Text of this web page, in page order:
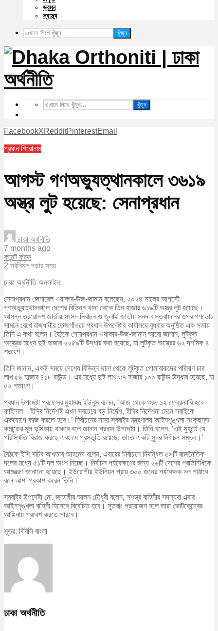
ভ্রমন
স্বাস্থ্য
খুঁজুন
খুঁজুন
FacebookXRedditPinterestEmail
প্রধান শিরোনাম
আগস্ট গণঅভ্যুত্থানকালে ৩৬১৯
অস্ত্র লুট হয়েছে: সেনাপ্রধান
ঢাকা অর্থনীতি
7 months ago
কমেন্ট করুন
2 সর্বনিম্ন পড়ার সময়
ঢাকা অর্থনীতি অনলাইন:
সেনাপ্রধান জেনারেল ওয়াকার-উজ-জামান বলেছেন, ২০২৪ সালের আগস্টে
গণঅভ্যুত্থানকালে দেশের বিভিন্ন থানা থেকে তিন হাজার ৬১৯টি অস্ত্র লুট হয়েছে।
আসন্ন ত্রয়োদশ জাতীয় সংসদ নির্বাচন ও জুলাই জাতীয় সনদ বাস্তবায়নের ওপর গণভোট
সামনে রেখে রাজধানীর তেজগাঁওয়ে প্রধান উপদেষ্টার কার্যালয়ে বুধবার অনুষ্ঠিত এক সভায়
তিনি এ কথা বলেন। বৈঠকে সেনাপ্রধান ওয়াকার-উজ-জামান আরো জানান, লুটকৃত
অস্ত্রের মধ্যে দুই হাজার ২২৫৯টি উদ্ধার করা হয়েছে, যা লুটকৃত অস্ত্রের ৬২ দশমিক ৪
শতাংশ।
তিনি জানান, একই সময়ে দেশের বিভিন্ন থানা থেকে লুটকৃত গোলাবারুদের পরিমাণ চার
লাখ ৫৬ হাজার ৪১৮ রাউন্ড। এর মধ্যে দুই লাখ ৩৭ হাজার ১০০ রাউন্ড উদ্ধার হয়েছে, যা
৫২ শতাংশ।
প্রধান উপদেষ্টা প্রফেসর মুহাম্মদ ইউনুস বলেন, ‘আজ থেকে শুরু, ১২ ফেব্রুয়ারি হবে
ফাইনাল। ইসির নির্দেশই এখন সবচেয়ে বড় নির্দেশ, ইসির নির্দেশনা মেনে সবাইকে
একযোগে কাজ করতে হবে।’ নির্বাচনের সময় স্বরাষ্ট্র মন্ত্রণালয় আইনশৃঙ্খলা সংক্রান্ত
কমান্ডের মূল ভূমিকায় থাকবে বলে জানান প্রধান উপদেষ্টা। তিনি বলেন, ‘এই মুহূর্তে যে
পরিস্থিতি বিরাজ করছে এবং যে প্রস্তুতি রয়েছে, তাতে একটি সুন্দর নির্বাচন সম্ভব।’
বৈঠকে ইসি সচিব আখতার আহমেদ বলেন, এবারের নির্বাচনে নিবন্ধিত ৫৯টি রাজনৈতিক
দলের মধ্যে ৫১টি দল অংশ নিচ্ছে। নির্বাচন পর্যবেক্ষণের জন্য ২৬টি দেশের প্রতিনিধিকে
আমন্ত্রণ জানানো হয়েছে। ইউরোপীয় ইউনিয়ন প্রায় ৩০০ জনের পর্যবেক্ষক দল পাঠাবে
বলে আশা প্রকাশ করেন তিনি।
স্বরাষ্ট্র উপদেষ্টা মো. জাহাঙ্গীর আলম চৌধুরী বলেন, সশস্ত্র বাহিনীর সদস্যরা এবার
আইনশৃঙ্খলা বাহিনী হিসেবে বিবেচিত হবে। সুতরাং প্রয়োজন হলে তারা ভোটকেন্দ্রের
আঙিনায় প্রবেশ করতে পারবে।
সূত্র: বিবিসি বাংলা
ঢাকা অর্থনীতি